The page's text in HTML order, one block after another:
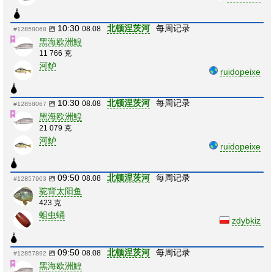
#12858068 10:30 08.08 北顿涅茨河
每周记录
黑海欧洲鰉
11 766 克
河鲈
ruidopeixe
#12858067 10:30 08.08 北顿涅茨河
每周记录
黑海欧洲鰉
21 079 克
河鲈
ruidopeixe
#12857903 09:50 08.08 北顿涅茨河
每周记录
驼背太阳鱼
423 克
蛆虫蛹
zdybkiz
#12857892 09:50 08.08 北顿涅茨河
每周记录
黑海欧洲鰉